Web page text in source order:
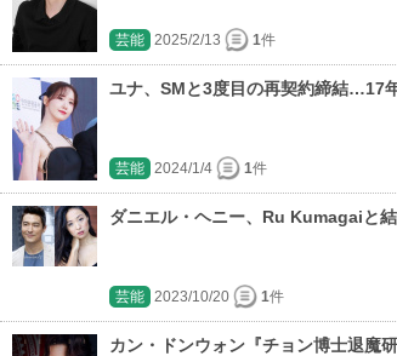
芸能 2025/2/13 1件
ユナ、SMと3度目の再契約締結…17
芸能 2024/1/4 1件
ダニエル・ヘニー、Ru Kumagaiと
芸能 2023/10/20 1件
カン・ドンウォン『チョン博士退魔